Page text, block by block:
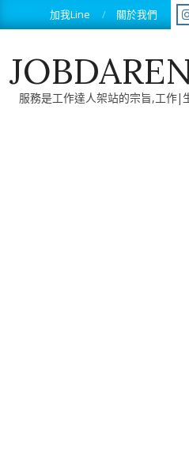
to
加我Line 關於我們
服務是工作達人架站的宗旨,工作